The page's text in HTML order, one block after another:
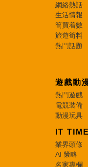
網絡熱話
生活情報
筍買着數
旅遊筍料
熱門話題
遊戲動
熱門遊戲
電競裝備
動漫玩具
IT
業界頭條
AI 策略
名家專欄